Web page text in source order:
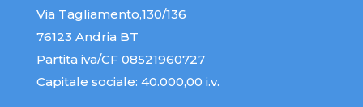
Via Tagliamento,130/136
76123 Andria BT
Partita iva/CF 08521960727
Capitale sociale: 40.000,00 i.v.